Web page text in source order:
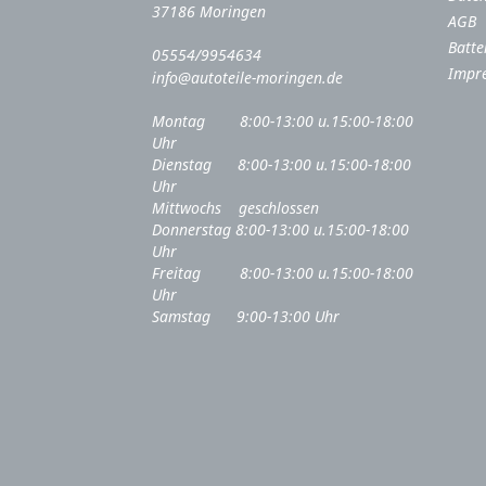
37186 Moringen
05554/9954634
info@autoteile-moringen.de
Montag 8:00-13:00 u.15:00-18:00
Uhr
Dienstag 8:00-13:00 u.15:00-18:00
Uhr
Mittwochs geschlossen
Donnerstag 8:00-13:00 u.15:00-18:00
Uhr
Freitag 8:00-13:00 u.15:00-18:00
Uhr
Samstag 9:00-13:00 Uhr
AGB